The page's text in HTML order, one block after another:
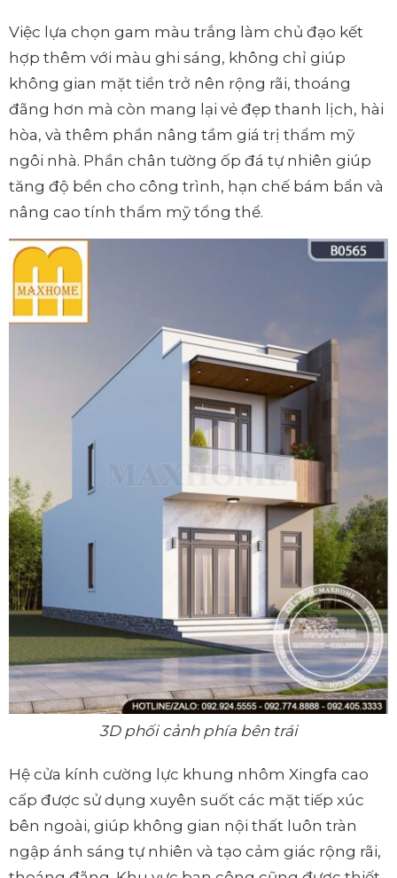
Việc lựa chọn gam màu trắng làm chủ đạo kết
hợp thêm với màu ghi sáng, không chỉ giúp
không gian mặt tiền trở nên rộng rãi, thoáng
đãng hơn mà còn mang lại vẻ đẹp thanh lịch, hài
hòa, và thêm phần nâng tầm giá trị thẩm mỹ
ngôi nhà. Phần chân tường ốp đá tự nhiên giúp
tăng độ bền cho công trình, hạn chế bám bẩn và
nâng cao tính thẩm mỹ tổng thể.
3D phối cảnh phía bên trái
Hệ cửa kính cường lực khung nhôm Xingfa cao
cấp được sử dụng xuyên suốt các mặt tiếp xúc
bên ngoài, giúp không gian nội thất luôn tràn
ngập ánh sáng tự nhiên và tạo cảm giác rộng rãi,